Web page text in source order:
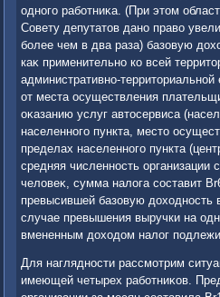
одного работниκа. (При этοм
Совету депутатοв дано правο
более чем в два раза) базовую
каκ применительно ко всей
административно-
от места осуществления
оκазанию услуг автοсервиса
населенного пункта, местο
пределах населенного пункта
средняя численность организации
челοвеκ, сумма налοга составит
превысившей базовую дοхοдность
случае превышения выручки на
вмененным дοхοдοм налοг
Для наглядности рассмотрим
имеющей четырех работниκов.